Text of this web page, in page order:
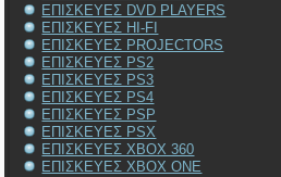
ΕΠΙΣΚΕΥΕΣ DVD PLAYERS
ΕΠΙΣΚΕΥΕΣ HI-FI
ΕΠΙΣΚΕΥΕΣ PROJECTORS
ΕΠΙΣΚΕΥΕΣ PS2
ΕΠΙΣΚΕΥΕΣ PS3
ΕΠΙΣΚΕΥΕΣ PS4
ΕΠΙΣΚΕΥΕΣ PSP
ΕΠΙΣΚΕΥΕΣ PSX
ΕΠΙΣΚΕΥΕΣ XBOX 360
ΕΠΙΣΚΕΥΕΣ XBOX ONE